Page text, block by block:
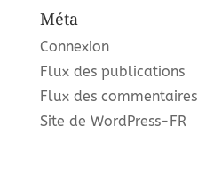
Méta
Connexion
Flux des publications
Flux des commentaires
Site de WordPress-FR